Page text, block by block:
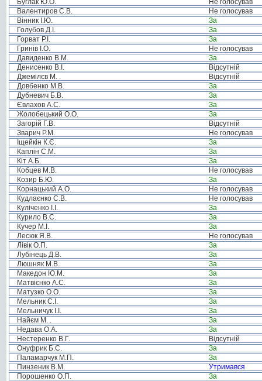
Буглак Ю.О.
Не голосував
Валентиров С.В.
Не голосував
Вінник І.Ю.
За
Голубов Д.І.
За
Горват Р.І.
За
Гринів І.О.
Не голосував
Давиденко В.М.
За
Денисенко В.І.
Відсутній
Джемілєв М. .
Відсутній
Довбенко М.В.
За
Дубневич Б.В.
За
Євлахов А.С.
За
Жолобецький О.О.
За
Загорій Г.В.
Відсутній
Зварич Р.М.
Не голосував
Іщейкін К.Є.
За
Каплін С.М.
За
Кіт А.Б.
За
Кобцев М.В.
Не голосував
Козир Б.Ю.
За
Корнацький А.О.
Не голосував
Кудлаєнко С.В.
Не голосував
Куліченко І.І.
За
Курило В.С.
За
Кучер М.І.
За
Лесюк Я.В.
Не голосував
Лівік О.П.
За
Лубінець Д.В.
За
Люшняк М.В.
За
Македон Ю.М.
За
Матвієнко А.С.
За
Матузко О.О.
За
Мельник С.І.
За
Мельничук І.І.
За
Найєм М. .
За
Недава О.А.
За
Нестеренко В.Г.
Відсутній
Онуфрик Б.С.
За
Паламарчук М.П.
За
Пинзеник В.М.
Утримався
Порошенко О.П.
За